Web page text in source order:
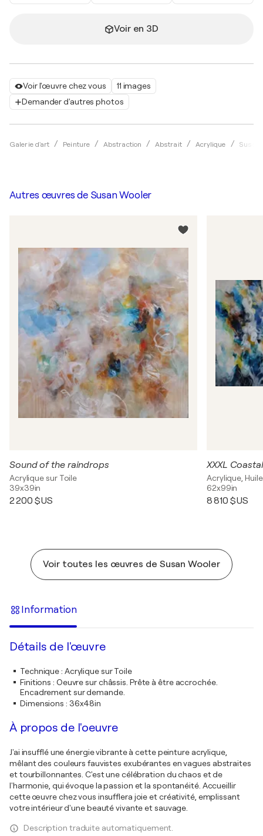
Voir l'œuvre chez vous
11 images
Demander d'autres photos
Galerie d'art Peinture Abstraction Abstrait Acrylique Susan
Voir en 3D
Autres œuvres de Susan Wooler
Sound of the raindrops
Acrylique sur Toile
39x39in
2 200 $US
XXXL
Acrylique,
62x99in
8 810 $US
Voir toutes les œuvres de Susan Wooler
Information
Détails de l'œuvre
Technique: Acrylique sur Toile
Finitions : Oeuvre sur châssis. Prête à être accrochée.
Encadrement sur demande.
Dimensions : 36x48in
À propos de l'oeuvre
J'ai insufflé une énergie vibrante à cette peinture acrylique,
mêlant des couleurs fauvistes exubérantes en vagues abstraites
et tourbillonnantes. C'est une célébration du chaos et de
l'harmonie, qui évoque la passion et la spontanéité. Accueillir
cette œuvre chez vous insufflera joie et créativité, emplissant
votre intérieur d'une beauté vivante et sauvage.
Description traduite automatiquement.